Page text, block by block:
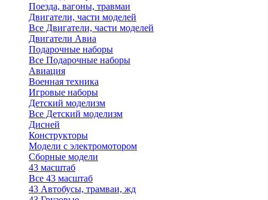
Поезда, вагоны, травмаи
Двигатели, части моделей
Все Двигатели, части моделей
Двигатели Авиа
Подарочные наборы
Все Подарочные наборы
Авиация
Военная техника
Игровые наборы
Детский моделизм
Все Детский моделизм
Дисней
Конструкторы
Модели с электромотором
Сборные модели
43 масштаб
Все 43 масштаб
43 Автобусы, трамваи, жд